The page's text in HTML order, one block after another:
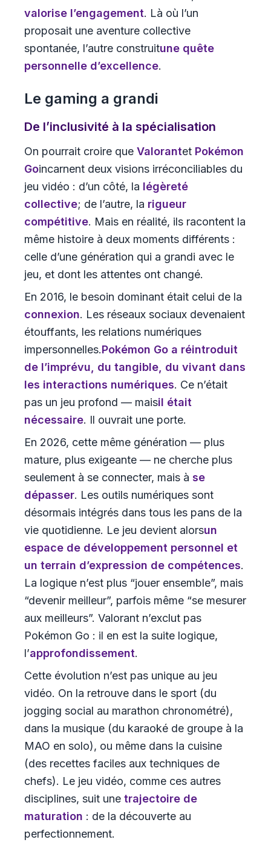
valorise l’engagement. Là où l’un
proposait une aventure collective
spontanée, l’autre construitune quête
personnelle d’excellence.
Le gaming a grandi
De l’inclusivité à la spécialisation
On pourrait croire que Valorantet Pokémon
Goincarnent deux visions irréconciliables du
jeu vidéo : d’un côté, la légèreté
collective; de l’autre, la rigueur
compétitive. Mais en réalité, ils racontent la
même histoire à deux moments différents :
celle d’une génération qui a grandi avec le
jeu, et dont les attentes ont changé.
En 2016, le besoin dominant était celui de la
connexion. Les réseaux sociaux devenaient
étouffants, les relations numériques
impersonnelles.Pokémon Go a réintroduit
de l’imprévu, du tangible, du vivant dans
les interactions numériques. Ce n’était
pas un jeu profond — maisil était
nécessaire. Il ouvrait une porte.
En 2026, cette même génération — plus
mature, plus exigeante — ne cherche plus
seulement à se connecter, mais à se
dépasser. Les outils numériques sont
désormais intégrés dans tous les pans de la
vie quotidienne. Le jeu devient alorsun
espace de développement personnel et
un terrain d’expression de compétences.
La logique n’est plus “jouer ensemble”, mais
“devenir meilleur”, parfois même “se mesurer
aux meilleurs”. Valorant n’exclut pas
Pokémon Go : il en est la suite logique,
l’approfondissement.
Cette évolution n’est pas unique au jeu
vidéo. On la retrouve dans le sport (du
jogging social au marathon chronométré),
dans la musique (du karaoké de groupe à la
MAO en solo), ou même dans la cuisine
(des recettes faciles aux techniques de
chefs). Le jeu vidéo, comme ces autres
disciplines, suit une trajectoire de
maturation : de la découverte au
perfectionnement.